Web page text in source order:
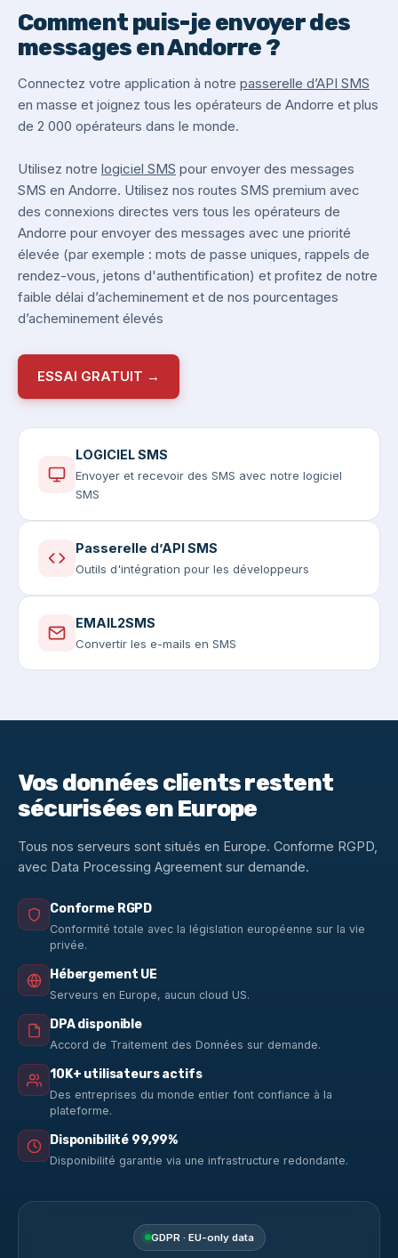
Comment puis-je envoyer des
messages en Andorre ?
Connectez votre application à notre passerelle d’API SMS
en masse et joignez tous les opérateurs de Andorre et plus
de 2 000 opérateurs dans le monde.
Utilisez notre logiciel SMS pour envoyer des messages
SMS en Andorre. Utilisez nos routes SMS premium avec
des connexions directes vers tous les opérateurs de
Andorre pour envoyer des messages avec une priorité
élevée (par exemple : mots de passe uniques, rappels de
rendez-vous, jetons d'authentification) et profitez de notre
faible délai d’acheminement et de nos pourcentages
d’acheminement élevés
ESSAI GRATUIT →
LOGICIEL SMS
Envoyer et recevoir des SMS avec notre logiciel
SMS
Passerelle d’API SMS
Outils d'intégration pour les développeurs
EMAIL2SMS
Convertir les e-mails en SMS
Vos données clients restent
sécurisées en Europe
Tous nos serveurs sont situés en Europe. Conforme RGPD,
avec Data Processing Agreement sur demande.
Conforme RGPD
Conformité totale avec la législation européenne sur la vie
privée.
Hébergement UE
Serveurs en Europe, aucun cloud US.
DPA disponible
Accord de Traitement des Données sur demande.
10K+ utilisateurs actifs
Des entreprises du monde entier font confiance à la
plateforme.
Disponibilité 99,99%
Disponibilité garantie via une infrastructure redondante.
GDPR · EU-only data